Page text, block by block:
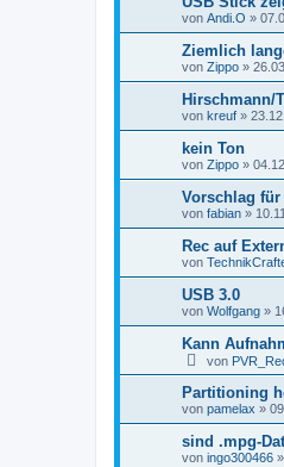
von Andi.O »
Ziemlich
von Zippo »
Hirschmann/
von kreuf »
kein Ton
von Zippo »
Vorschlag für
von fabian »
Rec auf
von
USB 3.0
von Wolfgang »
Kann
von
Partitioning
von pamelax »
sind .mpg-
von ingo300466 »